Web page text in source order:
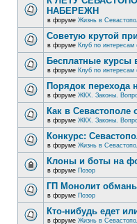
НАБЕРЕЖН
в форуме Жизнь в
Советую крутой
в форуме Клуб по интересам
Бесплатные курсы
в форуме Клуб по интересам
Порядок перехода
в форуме ЖКХ. Законы.
Как в
в форуме ЖКХ. Законы.
Конкурс:
в форуме Жизнь в
Клоны и боты на
в форуме Позор
ГП Монолит
в форуме Позор
Кто-нибудь едет
в форуме Жизнь в